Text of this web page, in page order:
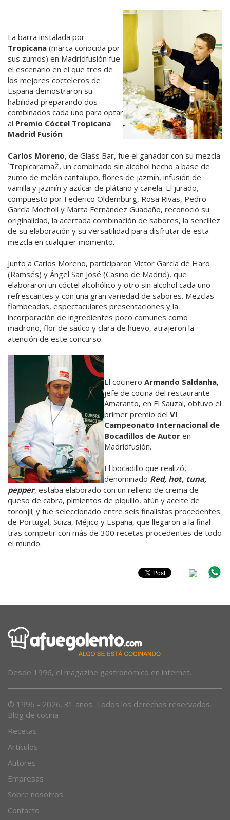
La barra instalada por
Tropicana (marca conocida por
sus zumos) en Madridfusión fue
el escenario en el que tres de
los mejores cocteleros de
España demostraron su
habilidad preparando dos
combinados cada uno para optar
al Premio Cóctel Tropicana
Madrid Fusión.
Carlos Moreno, de Glass Bar, fue el ganador con su mezcla
`TropicaramaŽ, un combinado sin alcohol hecho a base de
zumo de melón cantalupo, flores de jazmín, infusión de
vainilla y jazmín y azúcar de plátano y canela. El jurado,
compuesto por Federico Oldemburg, Rosa Rivas, Pedro
García Mocholí y Marta Fernández Guadaño, reconoció su
originalidad, la acertada combinación de sabores, la sencillez
de su elaboración y su versatilidad para disfrutar de esta
mezcla en cualquier momento.
Junto a Carlos Moreno, participaron Víctor García de Haro
(Ramsés) y Ángel San José (Casino de Madrid), que
elaboraron un cóctel alcohólico y otro sin alcohol cada uno
refrescantes y con una gran variedad de sabores. Mezclas
flambeadas, espectaculares presentaciones y la
incorporación de ingredientes poco comunes como
madroño, flor de saúco y clara de huevo, atrajeron la
atención de este concurso.
El cocinero Armando Saldanha,
jefe de cocina del restaurante
Amaranto, en El Sauzal, obtuvo el
primer premio del VI
Campeonato Internacional de
Bocadillos de Autor en
Madridfusión.
El bocadillo que realizó,
denominado Red, hot, tuna,
pepper, estaba elaborado con un relleno de crema de
queso de cabra, pimientos de piquillo, atún y aceite de
toronjil; y fue seleccionado entre seis finalistas procedentes
de Portugal, Suiza, Méjico y España, que llegaron a la final
tras competir con más de 300 recetas procedentes de todo
el mundo.
Desde 1996, el magazine gastronómico en internet.
© 1996 - 2026. 31 años. Todos los derechos reservados.
Blog de cocina
Recetas
Artículos
Autores
Empresas
Sobre nosotros
Contacto